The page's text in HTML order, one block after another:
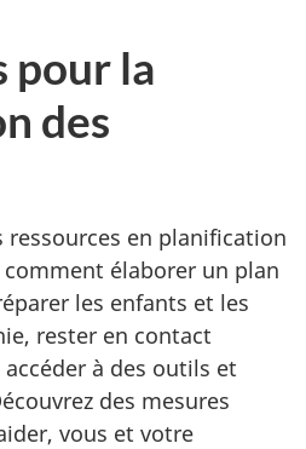
pour la
des
ressources en planification
élaborer un plan
les enfants et les
rester en contact
à des outils et
des mesures
vous et votre